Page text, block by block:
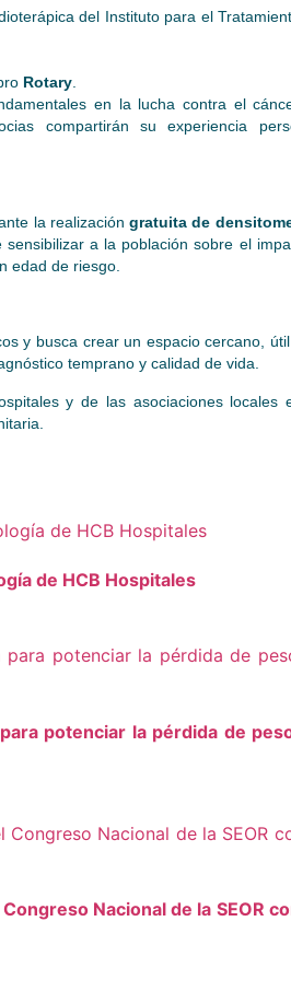
del Instituto para el
Rotary
en la lucha contra el
compartirán su experiencia
la realizacióngratuita de
a la población sobre el
edad de riesgo.
y busca crear un espacio cercano,
temprano y calidad de vida.
y de las asociaciones locales
de HCB Hospitales
potenciar la pérdida de
Nacional de la SEOR